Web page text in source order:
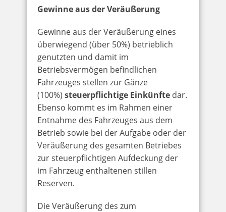
Gewinne aus der Veräußerung
Gewinne aus der Veräußerung eines
überwiegend (über 50%) betrieblich
genutzten und damit im
Betriebsvermögen befindlichen
Fahrzeuges stellen zur Gänze
(100%) steuerpflichtige Einkünfte dar.
Ebenso kommt es im Rahmen einer
Entnahme des Fahrzeuges aus dem
Betrieb sowie bei der Aufgabe oder der
Veräußerung des gesamten Betriebes
zur steuerpflichtigen Aufdeckung der
im Fahrzeug enthaltenen stillen
Reserven.
Die Veräußerung des zum